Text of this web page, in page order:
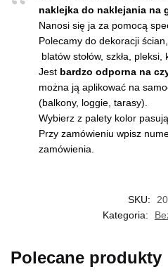
naklejka do naklejania na
Nanosi się ja za pomocą
Polecamy do dekoracji
blatów stołów, szkła, pleksi,
Jest bardzo odporna na
można ją aplikować na
(balkony, loggie, tarasy).
Wybierz z palety kolor
Przy zamówieniu wpisz
zamówienia.
SKU:
Kategoria:
Polecane produkty